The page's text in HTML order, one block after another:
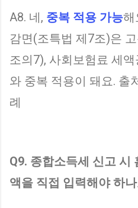
A8. 네, 중복 적용 가능해
감면(조특법 제7조)은
조의7), 사회보험료 세
와 중복 적용이 돼요. 출
례
Q9. 종합소득세 신고 시
액을 직접 입력해야 하